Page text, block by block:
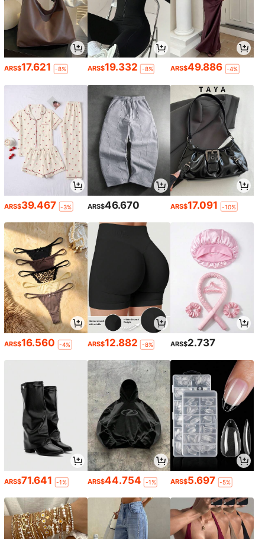
ARS$17.621 -8% ARS$19.332 -8% ARS$49.886 -4%
ARS$39.467 -3% ARS$46.670 ARS$17.091 -10%
ARS$16.560 -4% ARS$12.882 -8% ARS$2.737
ARS$71.641 -1% ARS$44.754 -1% ARS$5.697 -5%